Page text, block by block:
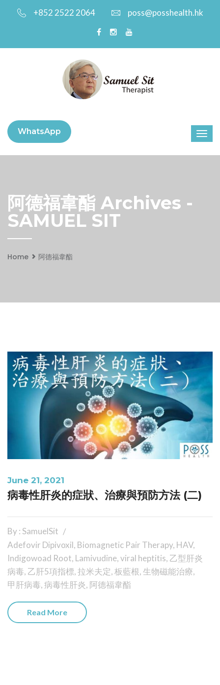
+852 2522 2064 poss@posshealth.hk
WhatsApp
阿德福韋酯 Archives -
SAMUEL SIT
Home 阿德福韋酯
June 21, 2021
病毒性肝炎的症狀、治療與預防方法 (二)
By : SamuelSit
Adefovir Dipivoxil, Biomagnetic Pair Therapy, HAV,
Indigowoad Root, Lamivudine,viral heptitis, 乙型肝炎
病毒, 乙肝5項指標,拉米夫定,板藍根, 生物磁能治療,
甲肝病毒,病毒性肝炎, 阿德福韋酯
Read More